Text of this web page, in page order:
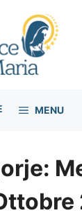
MENU